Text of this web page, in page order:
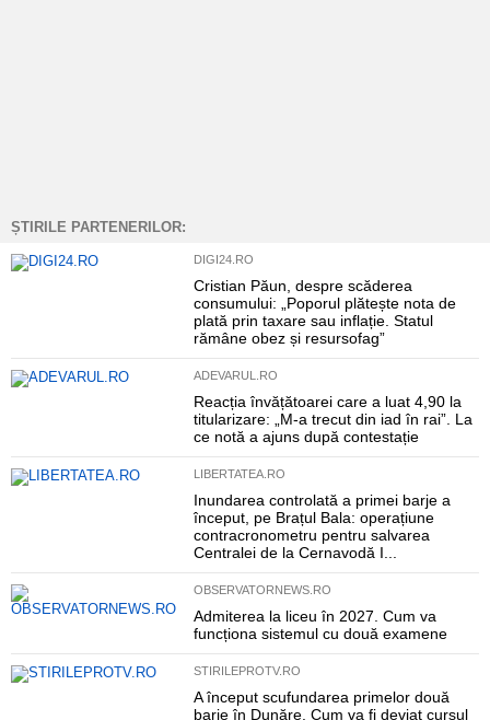
ȘTIRILE PARTENERILOR:
DIGI24.RO
Cristian Păun, despre scăderea
consumului: „Poporul plătește nota de
plată prin taxare sau inflație. Statul
rămâne obez și resursofag”
ADEVARUL.RO
Reacția învățătoarei care a luat 4,90 la
titularizare: „M-a trecut din iad în rai”. La
ce notă a ajuns după contestație
LIBERTATEA.RO
Inundarea controlată a primei barje a
început, pe Brațul Bala: operațiune
contracronometru pentru salvarea
Centralei de la Cernavodă I...
OBSERVATORNEWS.RO
Admiterea la liceu în 2027. Cum va
funcționa sistemul cu două examene
STIRILEPROTV.RO
A început scufundarea primelor două
barje în Dunăre. Cum va fi deviat cursul